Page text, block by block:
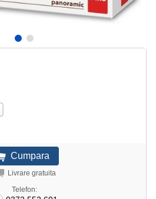
Livrare gratuita
Telefon: